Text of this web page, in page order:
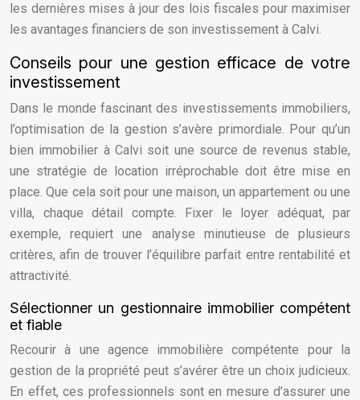
les dernières mises à jour des lois fiscales pour maximiser
les avantages financiers de son investissement à Calvi.
Conseils pour une gestion efficace de votre
investissement
Dans le monde fascinant des investissements immobiliers,
l’optimisation de la gestion s’avère primordiale. Pour qu’un
bien immobilier à Calvi soit une source de revenus stable,
une stratégie de location irréprochable doit être mise en
place. Que cela soit pour une maison, un appartement ou une
villa, chaque détail compte. Fixer le loyer adéquat, par
exemple, requiert une analyse minutieuse de plusieurs
critères, afin de trouver l’équilibre parfait entre rentabilité et
attractivité.
Sélectionner un gestionnaire immobilier compétent
et fiable
Recourir à une agence immobilière compétente pour la
gestion de la propriété peut s’avérer être un choix judicieux.
En effet, ces professionnels sont en mesure d’assurer une